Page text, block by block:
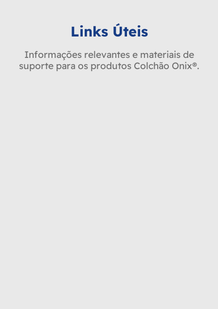
Links Úteis
Informações relevantes e materiais de
suporte para os produtos Colchão Onix®.